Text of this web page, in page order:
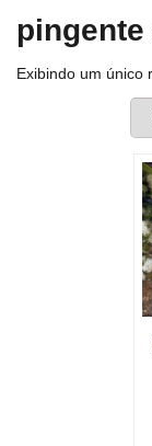
Exibindo um único